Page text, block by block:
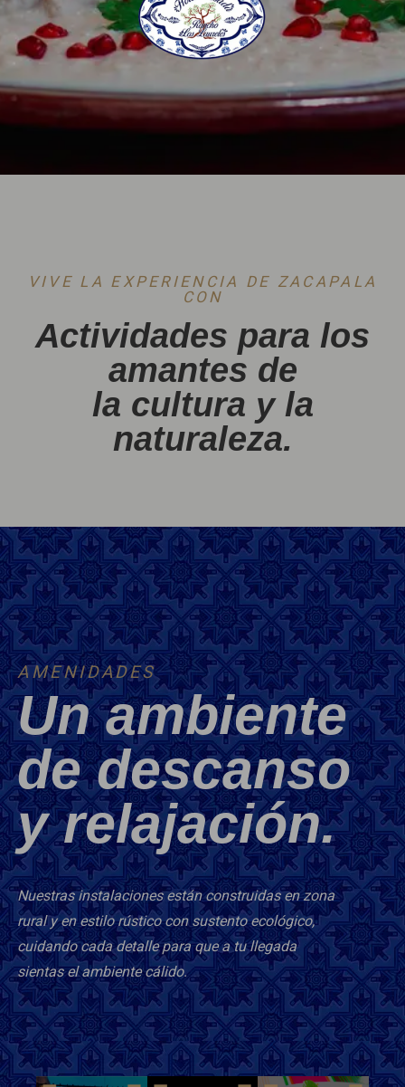
VIVE LA EXPERIENCIA DE ZACAPALA
CON
Actividades para los
amantes de
la cultura y la
naturaleza.
AMENIDADES
Un ambiente
de descanso
y relajación.
Nuestras instalaciones están construidas en zona
rural y en estilo rústico con sustento ecológico,
cuidando cada detalle para que a tu llegada
sientas el ambiente cálido.